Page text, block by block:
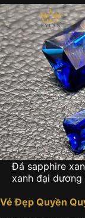
Đá sapphire
xanh đại
Vẻ Đẹp Quyền